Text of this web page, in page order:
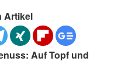
Artikel
Auf Topf und